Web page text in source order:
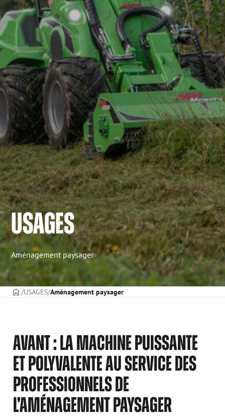
USAGES
Aménagement paysager
PAGE DE COUVERTURE
USAGES Aménagement paysager
AVANT : LA MACHINE PUISSANTE
ET POLYVALENTE AU SERVICE DES
PROFESSIONNELS DE
L’AMÉNAGEMENT PAYSAGER